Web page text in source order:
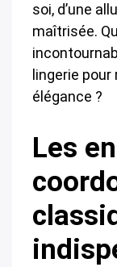
soi, d’une
maîtrisée.
lingerie
élégance ?
Les